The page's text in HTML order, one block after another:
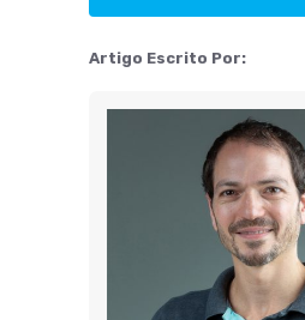
Artigo Escrito Por: